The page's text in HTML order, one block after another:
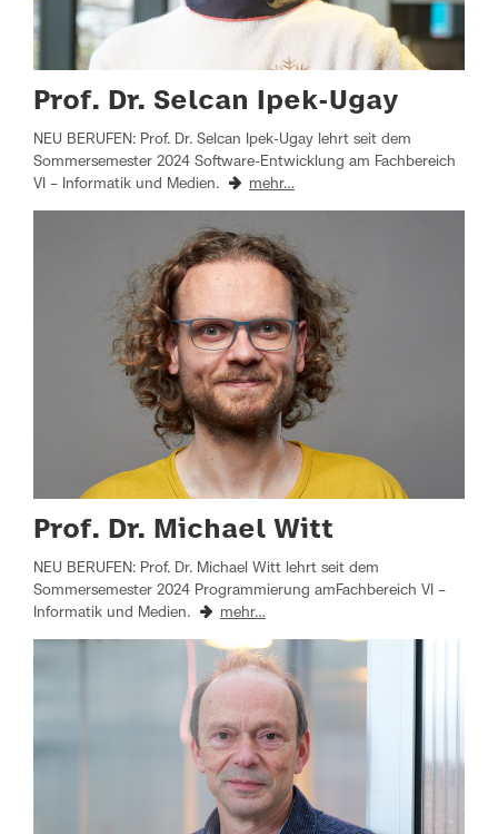
Prof. Dr. Selcan Ipek-Ugay
NEU BERUFEN: Prof. Dr. Selcan Ipek-Ugay lehrt seit dem
Sommersemester 2024 Software-Entwicklung am Fachbereich
VI – Informatik und Medien.
mehr…
Prof. Dr. Michael Witt
NEU BERUFEN: Prof. Dr. Michael Witt lehrt seit dem
Sommersemester 2024 Programmierung amFachbereich VI –
Informatik und Medien.
mehr…